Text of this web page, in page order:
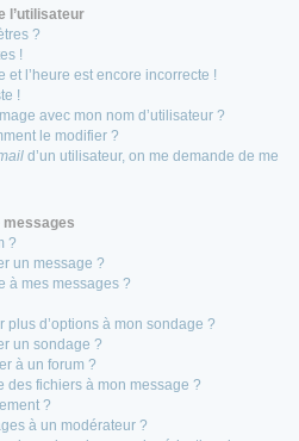
l’utilisateur
?
!
et l’heure est encore incorrecte !
!
avec mon nom d’utilisateur ?
le modifier ?
d’un utilisateur, on me demande de me
messages
?
un message ?
à mes messages ?
d’options à mon sondage ?
un sondage ?
à un forum ?
des fichiers à mon message ?
?
à un modérateur ?